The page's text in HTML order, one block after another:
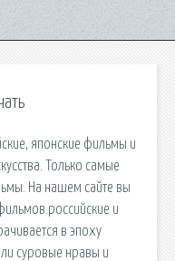
японские фильмы и
Только самые
На нашем сайте вы
и
в эпоху
суровые нравы и